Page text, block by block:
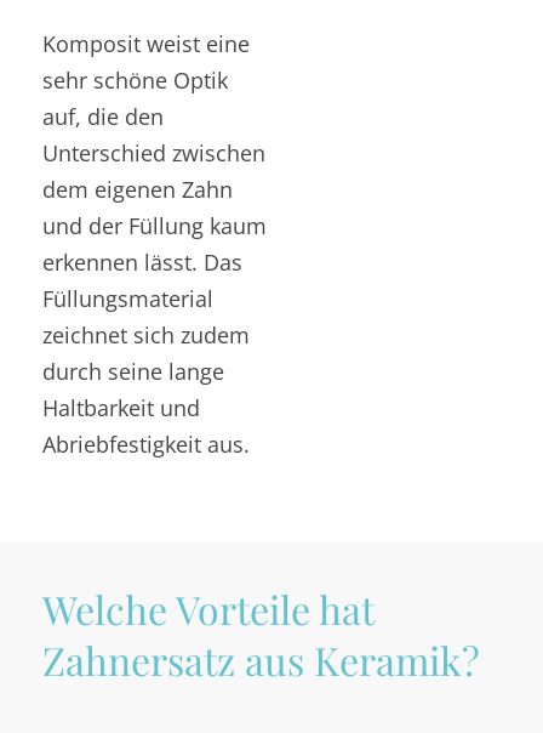
Komposit weist eine
sehr schöne Optik
auf, die den
Unterschied zwischen
dem eigenen Zahn
und der Füllung kaum
erkennen lässt. Das
Füllungsmaterial
zeichnet sich zudem
durch seine lange
Haltbarkeit und
Abriebfestigkeit aus.
Welche Vorteile hat
Zahnersatz aus Keramik?